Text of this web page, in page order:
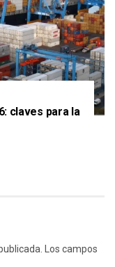
claves para la
Los campos